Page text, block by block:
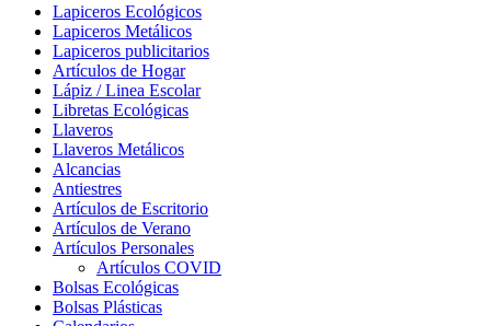
Lapiceros Ecológicos
Lapiceros Metálicos
Lapiceros publicitarios
Artículos de Hogar
Lápiz / Linea Escolar
Libretas Ecológicas
Llaveros
Llaveros Metálicos
Alcancias
Antiestres
Artículos de Escritorio
Artículos de Verano
Artículos Personales
Artículos COVID
Bolsas Ecológicas
Bolsas Plásticas